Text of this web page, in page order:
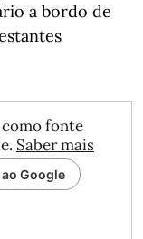
a bordo de
fonte
Saber mais
Google